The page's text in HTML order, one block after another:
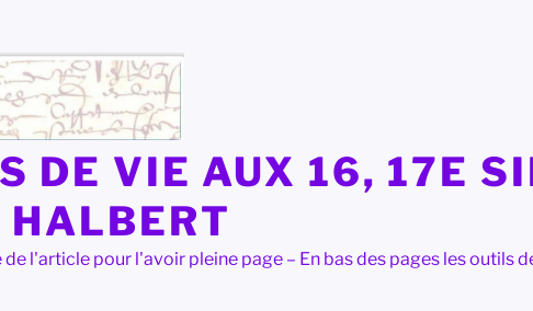
DE VIE AUX 16, 17E
HALBERT
l'article pour l'avoir pleine page – En bas des pages les outils